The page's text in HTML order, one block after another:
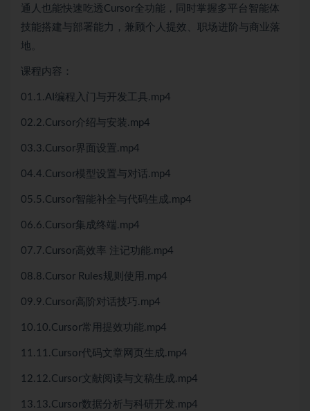
通人也能快速吃透Cursor全功能，同时掌握多平台智能体
技能搭建与部署能力，兼顾个人提效、职场进阶与商业落
地。
课程内容：
01.1.AI编程入门与开发工具.mp4
02.2.Cursor介绍与安装.mp4
03.3.Cursor界面设置.mp4
04.4.Cursor模型设置与对话.mp4
05.5.Cursor智能补全与代码生成.mp4
06.6.Cursor集成终端.mp4
07.7.Cursor高效率 注记功能.mp4
08.8.Cursor Rules规则使用.mp4
09.9.Cursor高阶对话技巧.mp4
10.10.Cursor常用提效功能.mp4
11.11.Cursor代码文章网页生成.mp4
12.12.Cursor文献阅读与文稿生成.mp4
13.13.Cursor数据分析与科研开发.mp4